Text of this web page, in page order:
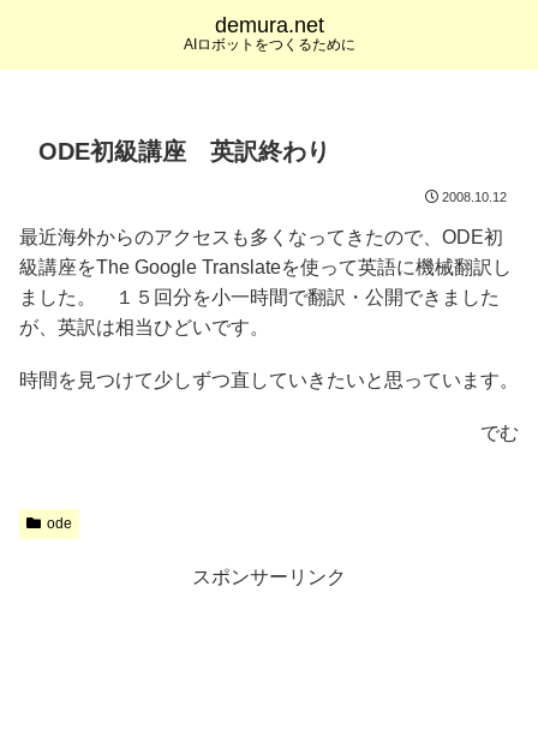
demura.net
AIロボットをつくるために
ODE初級講座 英訳終わり
2008.10.12
最近海外からのアクセスも多くなってきたので、ODE初
級講座をThe Google Translateを使って英語に機械翻訳し
ました。 １５回分を小一時間で翻訳・公開できました
が、英訳は相当ひどいです。
時間を見つけて少しずつ直していきたいと思っています。
でむ
ode
スポンサーリンク